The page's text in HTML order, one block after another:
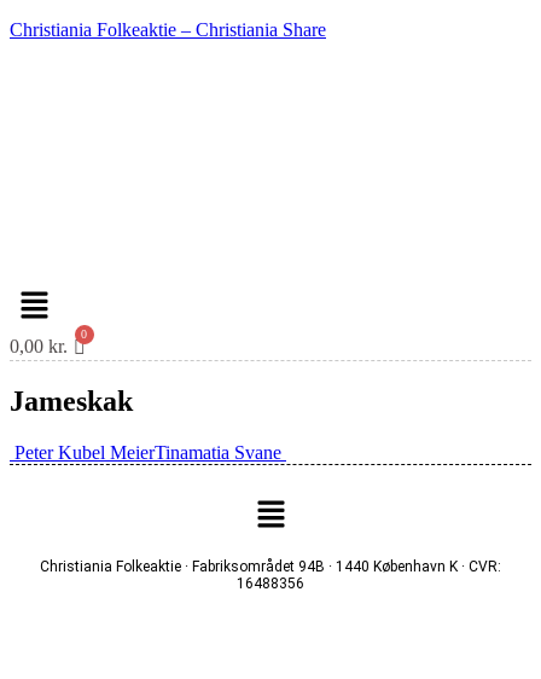
Christiania Folkeaktie – Christiania Share
Menu
0,00 kr.
Jameskak
Indlæg
Peter Kubel MeierTinamatia Svane
Menu
Christiania Folkeaktie · Fabriksområdet 94B · 1440 København K · CVR:
16488356